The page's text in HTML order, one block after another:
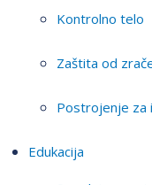
Kontrolno telo
Zaštita od
Postrojenje za
Edukacija